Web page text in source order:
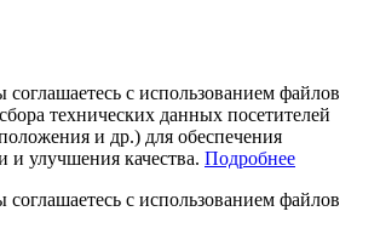
соглашаетесь с использованием файлов
технических данных посетителей
и др.) для обеспечения
и улучшения качества. Подробнее
соглашаетесь с использованием файлов